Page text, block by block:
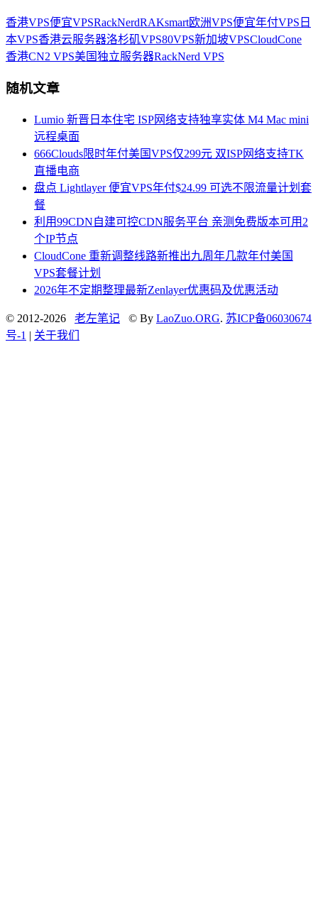
香港VPS便宜VPSRackNerdRAKsmart欧洲VPS便宜年付VPS 日
本VPS香港云服务器洛杉矶VPS80VPS新加坡VPSCloudCone
香港CN2 VPS美国独立服务器RackNerd VPS
随机文章
Lumio 新晋日本住宅 ISP网络支持独享实体 M4 Mac mini
远程桌面
666Clouds限时年付美国VPS仅299元 双ISP网络支持TK
直播电商
盘点 Lightlayer 便宜VPS年付$24.99 可选不限流量计划套
餐
利用99CDN自建可控CDN服务平台 亲测免费版本可用2
个IP节点
CloudCone 重新调整线路新推出九周年几款年付美国
VPS套餐计划
2026年不定期整理最新Zenlayer优惠码及优惠活动
© 2012-2026 老左笔记 © By LaoZuo.ORG. 苏ICP备06030674
号-1 | 关于我们